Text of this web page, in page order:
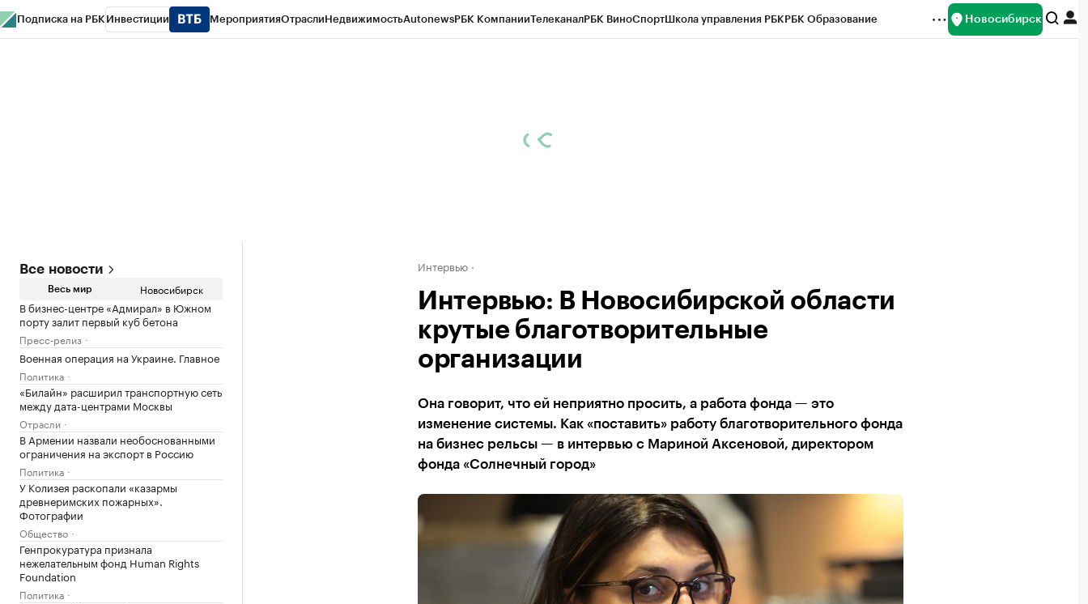
Подписка на РБК Инвестиции МероприятияОтраслиНедвижимостьAutonewsРБК КомпанииТелеканалРБК ВиноСпортШкола управления РБКРБК Образование Новосибирск
Все новости
Весь мир Новосибирск
В бизнес-центре «Адмирал» в Южном
порту залит первый куб бетона
Пресс-релиз
Военная операция на Украине. Главное
Политика
«Билайн» расширил транспортную сеть
между дата-центрами Москвы
Отрасли
В Армении назвали необоснованными
ограничения на экспорт в Россию
Политика
У Колизея раскопали «казармы
древнеримских пожарных».
Фотографии
Общество
Генпрокуратура признала
нежелательным фонд Human Rights
Foundation
Политика
Интервью
Интервью: В Новосибирской области
крутые благотворительные
организации
Она говорит, что ей неприятно просить, а работа фонда — это
изменение системы. Как «поставить» работу благотворительного фонда
на бизнес рельсы — в интервью с Мариной Аксеновой, директором
фонда «Солнечный город»